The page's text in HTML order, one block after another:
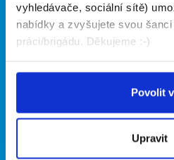
vyhledávače, sociální sítě)
nabídky a zvyšujete svou
práci/brigádu. Děkujeme :-)
Povolit
Upravit
O portálu
Kontakt
Podmínky
Upravit předvolby cookies
Nabídky na web
Zásady ochrany osobních